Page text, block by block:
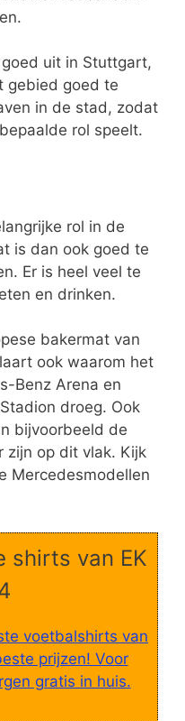
uit in Stuttgart,
gebied goed te
in de stad, zodat
rol speelt.
rol in de
is dan ook goed te
Er is heel veel te
en drinken.
bakermat van
ook waarom het
Benz Arena en
droeg. Ook
bijvoorbeeld de
zijn op dit vlak. Kijk
Mercedesmodellen
shirts van EK
voetbalshirts van
prijzen! Voor
gratis in huis.